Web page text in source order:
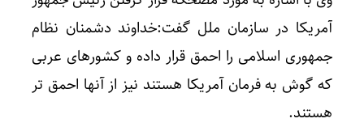
آمریکا در سازمان ملل گفت:خداوند دشمنان نظام
جمهوری اسلامی را احمق قرار داده و کشورهای عربی
که گوش به فرمان آمریکا هستند نیز از آنها احمق تر
هستند.